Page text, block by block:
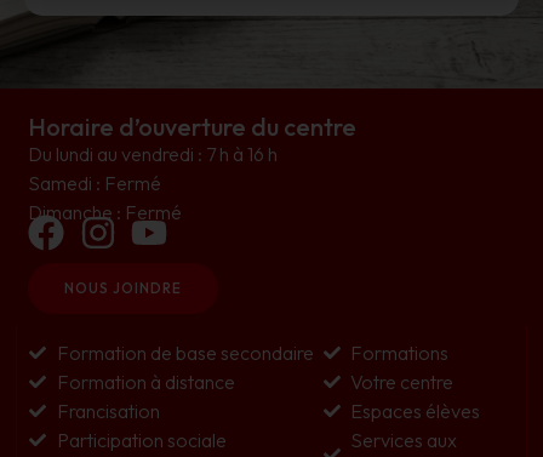
Horaire d’ouverture du centre
Du lundi au vendredi : 7 h à 16 h
Samedi : Fermé
Dimanche : Fermé
NOUS JOINDRE
Formation de base secondaire
Formation à distance
Francisation
Participation sociale
Formations
Votre centre
Espaces élèves
Services aux